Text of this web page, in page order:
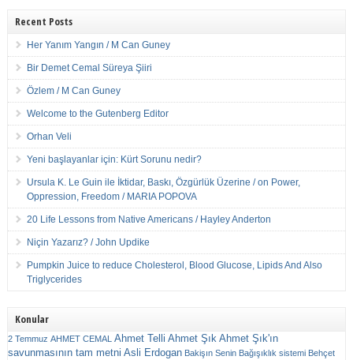
Recent Posts
Her Yanım Yangın / M Can Guney
Bir Demet Cemal Süreya Şiiri
Özlem / M Can Guney
Welcome to the Gutenberg Editor
Orhan Veli
Yeni başlayanlar için: Kürt Sorunu nedir?
Ursula K. Le Guin ile İktidar, Baskı, Özgürlük Üzerine / on Power,
Oppression, Freedom / MARIA POPOVA
20 Life Lessons from Native Americans / Hayley Anderton
Niçin Yazarız? / John Updike
Pumpkin Juice to reduce Cholesterol, Blood Glucose, Lipids And Also
Triglycerides
Konular
2 Temmuz AHMET CEMAL Ahmet Telli Ahmet Şık Ahmet Şık'ın
savunmasının tam metni Asli Erdogan Bakişın Senin Bağışıklık sistemi Behçet